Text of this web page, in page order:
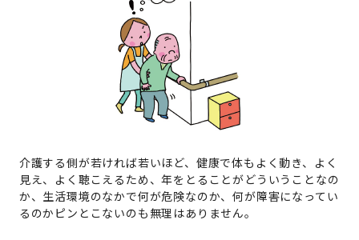
介護する側が若ければ若いほど、健康で体もよく動き、よく
見え、よく聴こえるため、年をとることがどういうことなの
か、生活環境のなかで何が危険なのか、何が障害になってい
るのかピンとこないのも無理はありません。